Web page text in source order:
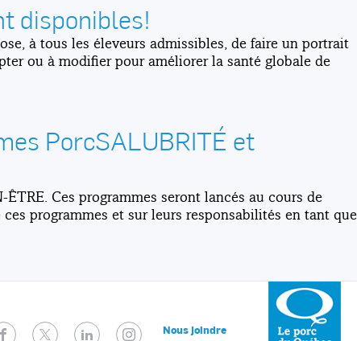
disponibles!
à tous les éleveurs admissibles, de faire un portrait
ou à modifier pour améliorer la santé globale de
PorcSALUBRITÉ et
Ces programmes seront lancés au cours de
programmes et sur leurs responsabilités en tant que
Twitter LinkedInInstagramNous joindre